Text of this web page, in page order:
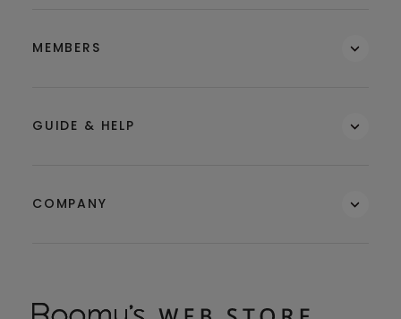
MEMBERS
GUIDE & HELP
COMPANY